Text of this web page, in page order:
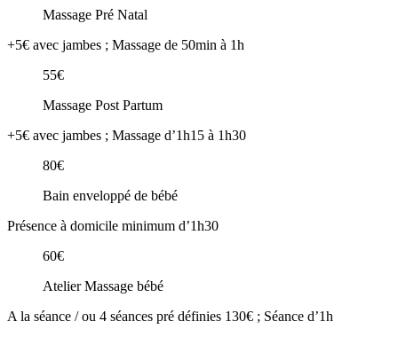
Massage Pré Natal
+5€ avec jambes ; Massage de 50min à 1h
55€
Massage Post Partum
+5€ avec jambes ; Massage d’1h15 à 1h30
80€
Bain enveloppé de bébé
Présence à domicile minimum d’1h30
60€
Atelier Massage bébé
A la séance / ou 4 séances pré définies 130€ ; Séance d’1h